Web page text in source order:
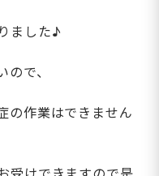
ました♪
ので、
の作業はできません